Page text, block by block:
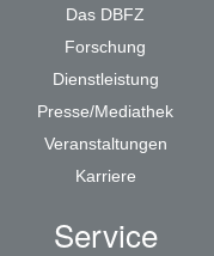
Das DBFZ
Forschung
Dienstleistung
Presse/Mediathek
Veranstaltungen
Karriere
Service